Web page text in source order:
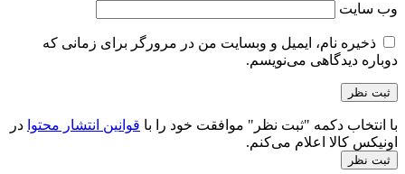
وب‌ سایت
ذخیره نام، ایمیل و وبسایت من در مرورگر برای زمانی که
دوباره دیدگاهی می‌نویسم.
با انتخاب دکمه "ثبت نظر" موافقت خود را با قوانین انتشار محتوا در
اونیکس کالا اعلام می‌کنم.
ثبت نظر